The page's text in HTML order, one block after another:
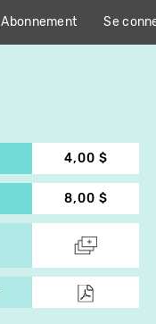
Abonnement Se
4,00 $
8,00 $